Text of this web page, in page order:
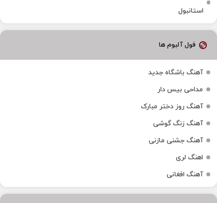
استانبول
فول آلبوم ها
آهنگ باشگاه جدید
مداحی بیس دار
آهنگ روز دختر مبارک
آهنگ زنگ گوشی
آهنگ جشنی مازنی
اهنگ لری
آهنگ افغانی